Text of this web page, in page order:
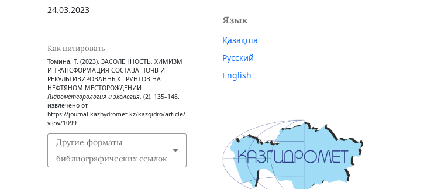
24.03.2023
Как цитировать
Томина, Т. (2023). ЗАСОЛЕННОСТЬ, ХИМИЗМ
И ТРАНСФОРМАЦИЯ СОСТАВА ПОЧВ И
РЕКУЛЬТИВИРОВАННЫХ ГРУНТОВ НА
НЕФТЯНОМ МЕСТОРОЖДЕНИИ.
Гидрометеорология и экология, (2), 135–148.
извлечено от
https://journal.kazhydromet.kz/kazgidro/article/
view/1099
Другие форматы
библиографических ссылок
Язык
Қазақша
Русский
English